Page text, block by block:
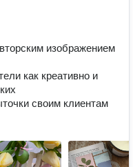
изображением
как креативно и
своим клиентам